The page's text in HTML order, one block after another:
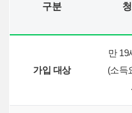
구분
가입 대상
만 19
(소득